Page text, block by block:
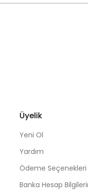
Üyelik
Yeni Ol
Yardım
Ödeme Seçenekleri
Banka Hesap